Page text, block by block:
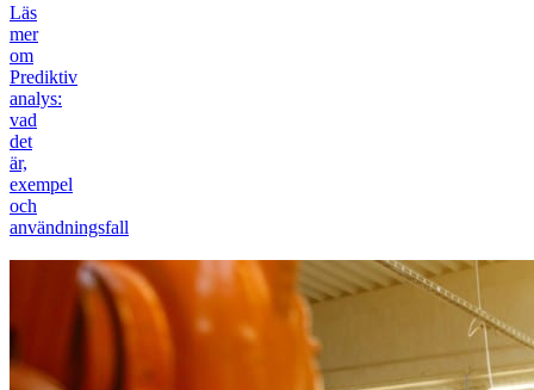
Läs
mer
om
Prediktiv
analys:
vad
det
är,
exempel
och
användningsfall